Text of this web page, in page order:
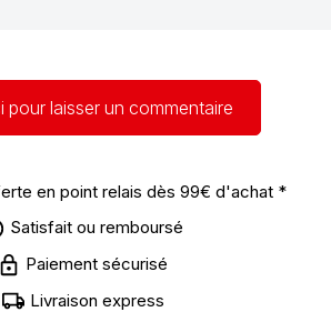
pour laisser un commentaire
en point relais dès 99€ d'achat *
Satisfait ou remboursé
Paiement sécurisé
Livraison express